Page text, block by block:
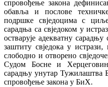
спровођење закона
обавља и послове
подршке свједоцима с
сарадња са свједоком у
остварује адекватну сарадњу
заштиту свједока у
слободно и отворено
Судом Босне и
сарадњу унутар Тужилаштва
спровођење